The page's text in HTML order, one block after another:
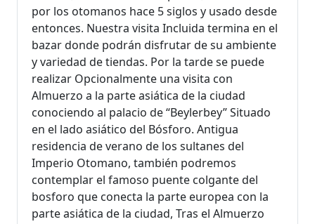
por los otomanos hace 5 siglos y usado desde
entonces. Nuestra visita Incluida termina en el
bazar donde podrán disfrutar de su ambiente
y variedad de tiendas. Por la tarde se puede
realizar Opcionalmente una visita con
Almuerzo a la parte asiática de la ciudad
conociendo al palacio de “Beylerbey” Situado
en el lado asiático del Bósforo. Antigua
residencia de verano de los sultanes del
Imperio Otomano, también podremos
contemplar el famoso puente colgante del
bosforo que conecta la parte europea con la
parte asiática de la ciudad, Tras el Almuerzo